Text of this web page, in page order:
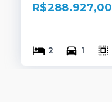
R$288.927,00
2 1